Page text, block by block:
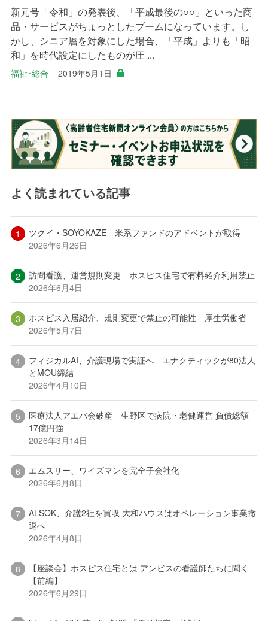
新元号「令和」の発表後、「平成最後の○○」といった商
品・サービスがちょっとしたブームになっています。し
かし、シニア層を対象にした場合、「平成」よりも「昭
和」を時代設定にしたものが圧 ...
福祉･総合 2019年5月1日
よく読まれている記事
ツクイ・SOYOKAZE 米系ファンドのアドベントが取得
2026年6月26日
訪問看護、運営規則変更 ホスピス住宅で有料紹介利用禁止
2026年6月4日
ホスピス入居紹介、規則変更で禁止の可能性 厚生労働省
2026年5月7日
フィジカルAI、介護現場で実証へ エナクティックが80法人
とMOU締結
2026年4月10日
医療法人アエバ会破産 生野区で病院・老健運営 負債総額
17億円強
2026年3月14日
エムスリー、ワイズマンを完全子会社化
2026年6月8日
ALSOK、介護2社を買収 大和ハウスはオペレーション事業撤
退へ
2026年4月8日
【座談会】ホスピス住宅とは アンビスの看護師たちに聞く
【前編】
2026年6月29日